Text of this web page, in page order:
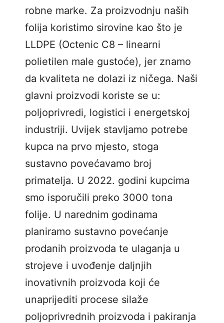
robne marke. Za proizvodnju naših
folija koristimo sirovine kao što je
LLDPE (Octenic C8 – linearni
polietilen male gustoće), jer znamo
da kvaliteta ne dolazi iz ničega. Naši
glavni proizvodi koriste se u:
poljoprivredi, logistici i energetskoj
industriji. Uvijek stavljamo potrebe
kupca na prvo mjesto, stoga
sustavno povećavamo broj
primatelja. U 2022. godini kupcima
smo isporučili preko 3000 tona
folije. U narednim godinama
planiramo sustavno povećanje
prodanih proizvoda te ulaganja u
strojeve i uvođenje daljnjih
inovativnih proizvoda koji će
unaprijediti procese silaže
poljoprivrednih proizvoda i pakiranja